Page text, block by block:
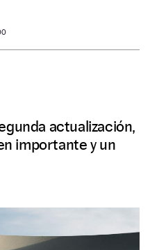
actualización,
importante y un